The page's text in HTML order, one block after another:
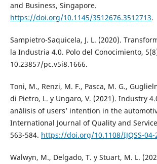
and Business, Singapore.
https://doi.org/10.1145/3512676.3512713.
Sampietro-Saquicela, J. L. (2020).
la Industria 4.0. Polo del Conocimiento,
10.23857/pc.v5i8.1666.
Toni, M., Renzi, M. F., Pasca, M. G.,
di Pietro, L. y Ungaro, V. (2021). Industry
análisis of users’ intention in the
International Journal of Quality and
563-584. https://doi.org/10.1108/IJQSS-04-
Walwyn, M., Delgado, T. y Stuart, M. L.